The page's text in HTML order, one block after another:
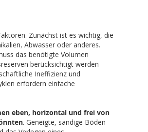
Zunächst ist es wichtig, die
Abwasser oder anderes.
das benötigte Volumen
berücksichtigt werden
Ineffizienz und
erfordern einfache
eben, horizontal und frei von
. Geneigte, sandige Böden